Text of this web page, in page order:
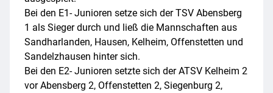
Bei den E1- Junioren setze sich der TSV Abensberg
1 als Sieger durch und ließ die Mannschaften aus
Sandharlanden, Hausen, Kelheim, Offenstetten und
Sandelzhausen hinter sich.
Bei den E2- Junioren setzte sich der ATSV Kelheim 2
vor Abensberg 2, Offenstetten 2, Siegenburg 2,